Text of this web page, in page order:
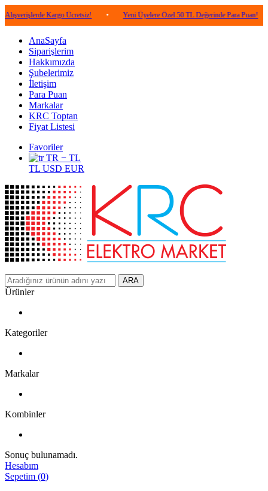
Kargo Ücretsiz! • Yeni Üyelere Özel 50 TL Değerinde Para Puan! •
AnaSayfa
Siparişlerim
Hakkımızda
Şubelerimiz
İletişim
Para Puan
Markalar
KRC Toptan
Fiyat Listesi
Favoriler
TR − TL
TL USD EUR
ARA
Ürünler
Kategoriler
Markalar
Kombinler
Sonuç bulunamadı.
Hesabım
Sepetim (0)